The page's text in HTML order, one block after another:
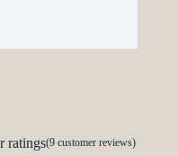
ratings(9 customer reviews)